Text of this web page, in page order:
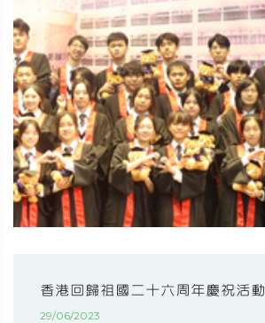
香港回歸祖國二十六周年慶祝活動
29/06/2023